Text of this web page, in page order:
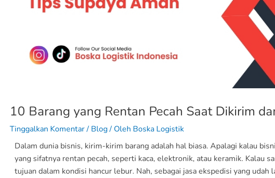
10 Barang yang Rentan Pecah Saat Dikirim
Tinggalkan Komentar/ Blog/ Oleh Boska Logistik
Dalam dunia bisnis, kirim-kirim barang adalah hal biasa. Apalagi kalau
yang sifatnya rentan pecah, seperti kaca, elektronik, atau keramik. Kalau
tujuan dalam kondisi hancur lebur. Nah, sebagai jasa ekspedisi yang